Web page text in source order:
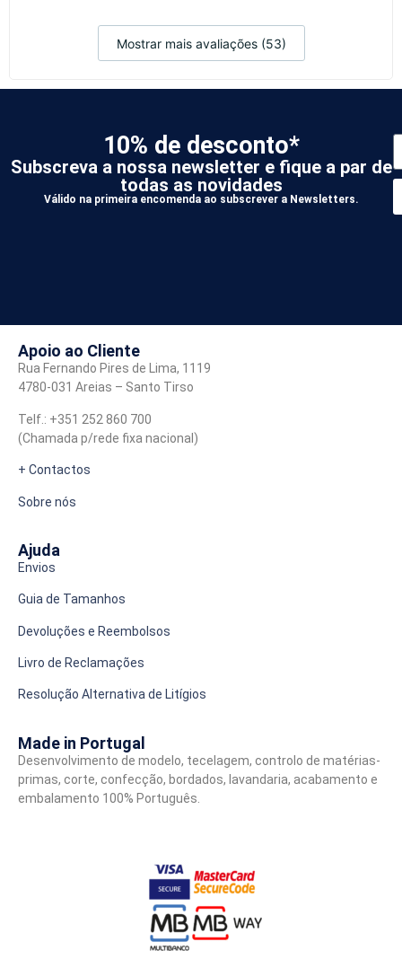
Mostrar mais avaliações (53)
10% de desconto*
Subscreva a nossa newsletter e fique a par de
todas as novidades
Válido na primeira encomenda ao subscrever a Newsletters.
Apoio ao Cliente
Rua Fernando Pires de Lima, 1119
4780-031 Areias – Santo Tirso
Telf.: +351 252 860 700
(Chamada p/rede fixa nacional)
+ Contactos
Sobre nós
Ajuda
Envios
Guia de Tamanhos
Devoluções e Reembolsos
Livro de Reclamações
Resolução Alternativa de Litígios
Made in Portugal
Desenvolvimento de modelo, tecelagem, controlo de matérias-
primas, corte, confecção, bordados, lavandaria, acabamento e
embalamento 100% Português.